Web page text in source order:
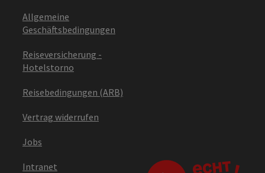
Allgemeine
Geschäftsbedingungen
Reiseversicherung -
Hotelstorno
Reisebedingungen (ARB)
Vertrag widerrufen
Jobs
Intranet